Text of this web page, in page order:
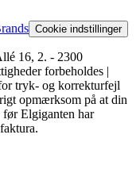
Cookie indstillinger
16, 2. - 2300
forbeholdes |
tryk- og korrekturfejl
opmærksom på at din
Elgiganten har